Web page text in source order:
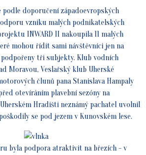
podle doporučení západoevropských
vzniku malých podnikatelských
INWARD II nakoupila 11 malých
mohou řídit sami návštěvníci jen na
podpořeny tři subjekty. Klub vodních
Moravou, Veslařský klub Uherské
člunů pana Stanislava Hampaly
otevíráním plavební sezóny na
Hradišti neznámý pachatel uvolnil
se pod jezem v Kunovském lese.
byla podpora atraktivit na březích - v